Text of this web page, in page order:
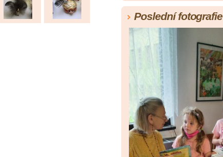
Poslední fotografie